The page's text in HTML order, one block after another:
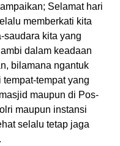
Selamat hari
memberkati kita
saudara kita yang
dalam keadaan
bilamana ngantuk
tempat yang
maupun di Pos-
maupun instansi
selalu tetap jaga